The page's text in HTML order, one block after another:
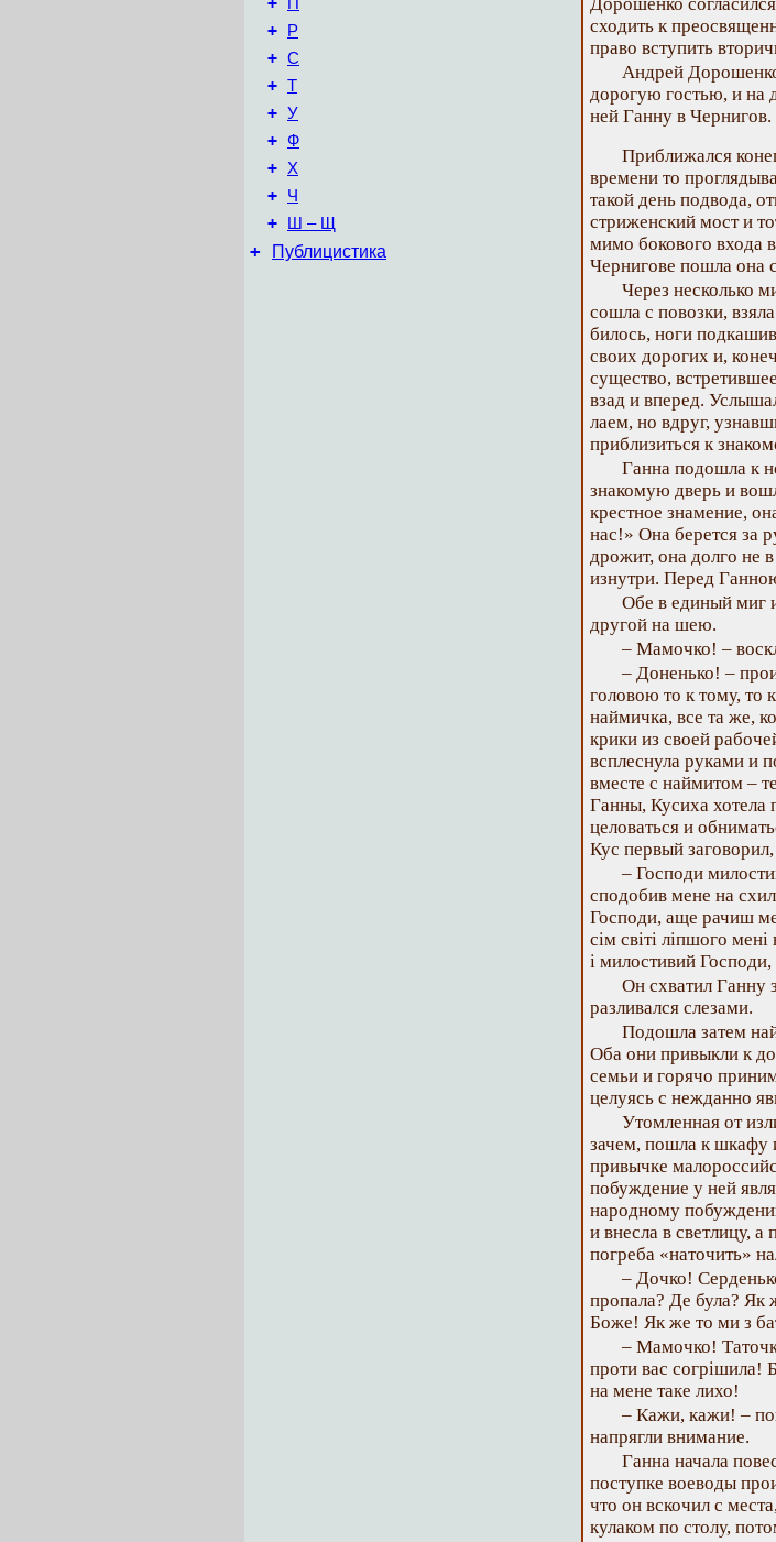
+ Р
+ С
+ Т
+ У
+ Ф
+ Х
+ Ч
+ Ш – Щ
+ Публицистика
сходить к
право вступить
Андрей
дорогую гостью, и на
ней Ганну в Чернигов.
Приближался
времени то
такой день подвода,
стриженский мост и
мимо бокового входа
Чернигове пошла она
Через несколько
сошла с повозки,
билось, ноги
своих дорогих и,
существо,
взад и вперед.
лаем, но вдруг,
приблизиться к
Ганна подошла к
знакомую дверь и
крестное знамение,
нас!» Она берется за
дрожит, она долго не
изнутри. Перед
Обе в единый миг
другой на шею.
– Мамочко! –
– Доненько! –
головою то к тому, то
наймичка, все та же,
крики из своей
всплеснула руками и
вместе с наймитом –
Ганны, Кусиха
целоваться и
Кус первый
– Господи
сподобив мене на
Господи, аще рачиш
сім світі ліпшого
і милостивий
Он схватил Ганну
разливался слезами.
Подошла затем
Оба они привыкли к
семьи и горячо
целуясь с нежданно
Утомленная от
зачем, пошла к шкафу
привычке
побуждение у ней
народному
и внесла в светлицу,
погреба «наточить»
– Дочко!
пропала? Де була? Як
Боже! Як же то ми з
– Мамочко!
проти вас согрішила!
на мене таке лихо!
– Кажи, кажи! –
напрягли внимание.
Ганна начала
поступке воеводы
что он вскочил с
кулаком по столу,